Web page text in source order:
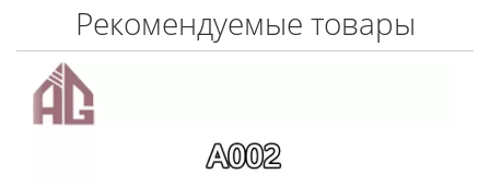
Рекомендуемые товары